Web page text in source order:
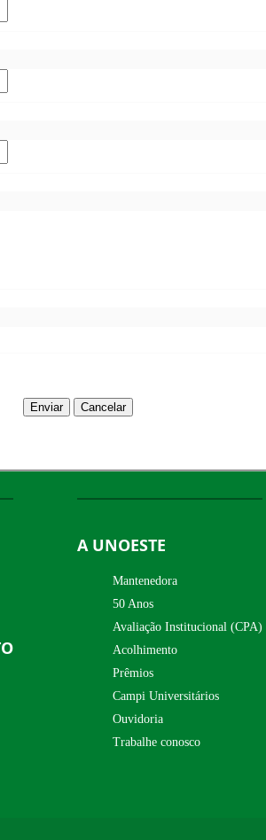
A UNOESTE
Mantenedora
50 Anos
Avaliação Institucional (CPA)
Acolhimento
Prêmios
Campi Universitários
Ouvidoria
Trabalhe conosco